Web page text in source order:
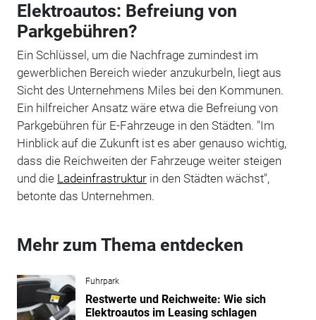
Elektroautos: Befreiung von
Parkgebühren?
Ein Schlüssel, um die Nachfrage zumindest im
gewerblichen Bereich wieder anzukurbeln, liegt aus
Sicht des Unternehmens Miles bei den Kommunen.
Ein hilfreicher Ansatz wäre etwa die Befreiung von
Parkgebühren für E-Fahrzeuge in den Städten. "Im
Hinblick auf die Zukunft ist es aber genauso wichtig,
dass die Reichweiten der Fahrzeuge weiter steigen
und die Ladeinfrastrukturin den Städten wächst",
betonte das Unternehmen.
Mehr zum Thema entdecken
Fuhrpark
Restwerte und Reichweite: Wie sich
Elektroautos im Leasing schlagen